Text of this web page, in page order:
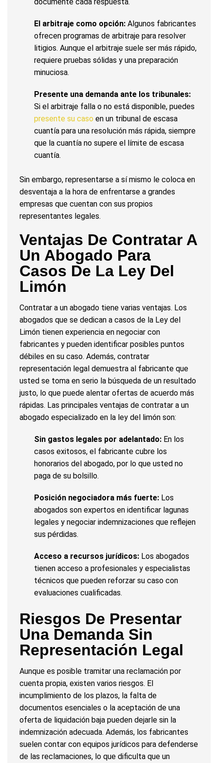
El arbitraje como opción: Algunos fabricantes
ofrecen programas de arbitraje para resolver
litigios. Aunque el arbitraje suele ser más rápido,
requiere pruebas sólidas y una preparación
minuciosa.
Presente una demanda ante los tribunales:
Si el arbitraje falla o no está disponible, puedes
presente su caso en un tribunal de escasa
cuantía para una resolución más rápida, siempre
que la cuantía no supere el límite de escasa
cuantía.
Sin embargo, representarse a sí mismo le coloca en
desventaja a la hora de enfrentarse a grandes
empresas que cuentan con sus propios
representantes legales.
Ventajas De Contratar A
Un Abogado Para
Casos De La Ley Del
Limón
Contratar a un abogado tiene varias ventajas. Los
abogados que se dedican a casos de la Ley del
Limón tienen experiencia en negociar con
fabricantes y pueden identificar posibles puntos
débiles en su caso. Además, contratar
representación legal demuestra al fabricante que
usted se toma en serio la búsqueda de un resultado
justo, lo que puede alentar ofertas de acuerdo más
rápidas. Las principales ventajas de contratar a un
abogado especializado en la ley del limón son:
Sin gastos legales por adelantado: En los
casos exitosos, el fabricante cubre los
honorarios del abogado, por lo que usted no
paga de su bolsillo.
Posición negociadora más fuerte: Los
abogados son expertos en identificar lagunas
legales y negociar indemnizaciones que reflejen
sus pérdidas.
Acceso a recursos jurídicos: Los abogados
tienen acceso a profesionales y especialistas
técnicos que pueden reforzar su caso con
evaluaciones cualificadas.
Riesgos De Presentar
Una Demanda Sin
Representación Legal
Aunque es posible tramitar una reclamación por
cuenta propia, existen varios riesgos. El
incumplimiento de los plazos, la falta de
documentos esenciales o la aceptación de una
oferta de liquidación baja pueden dejarle sin la
indemnización adecuada. Además, los fabricantes
suelen contar con equipos jurídicos para defenderse
de las reclamaciones, lo que dificulta que un